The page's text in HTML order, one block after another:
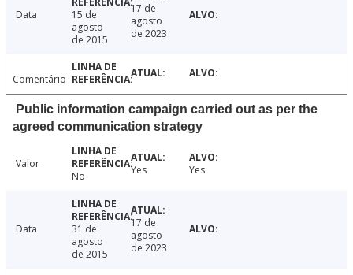
Data
15 de
agosto
de 2015
17 de
agosto
de 2023
Comentário
Public information campaign carried out as per the
agreed communication strategy
Valor
No
Yes Yes
Data
31 de
agosto
de 2015
17 de
agosto
de 2023